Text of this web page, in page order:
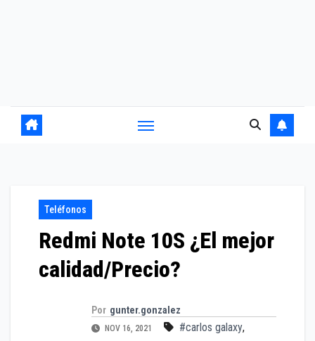
Teléfonos
Redmi Note 10S ¿El mejor
calidad/Precio?
Por gunter.gonzalez
NOV 16, 2021 #carlos galaxy,